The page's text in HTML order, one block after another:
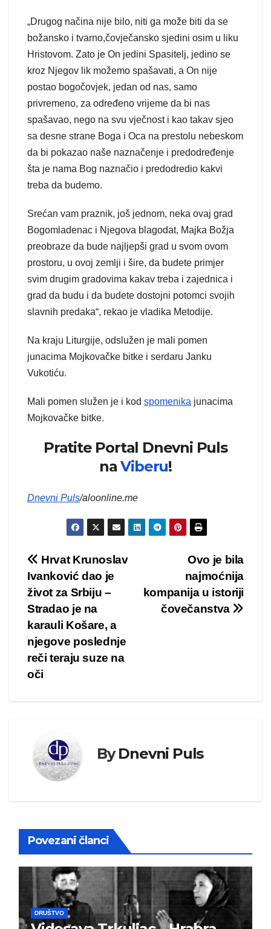
„Drugog načina nije bilo, niti ga može biti da se
božansko i tvarno,čovječansko sjedini osim u liku
Hristovom. Zato je On jedini Spasitelj, jedino se
kroz Njegov lik možemo spašavati, a On nije
postao bogočovjek, jedan od nas, samo
privremeno, za određeno vrijeme da bi nas
spašavao, nego na svu vječnost i kao takav sjeo
sa desne strane Boga i Oca na prestolu nebeskom
da bi pokazao naše naznačenje i predodređenje
šta je nama Bog naznačio i predodredio kakvi
treba da budemo.
Srećan vam praznik, još jednom, neka ovaj grad
Bogomladenac i Njegova blagodat, Majka Božja
preobraze da bude najljepši grad u svom ovom
prostoru, u ovoj zemlji i šire, da budete primjer
svim drugim gradovima kakav treba i zajednica i
grad da budu i da budete dostojni potomci svojih
slavnih predaka“, rekao je vladika Metodije.
Na kraju Liturgije, odslužen je mali pomen
junacima Mojkovačke bitke i serdaru Janku
Vukotiću.
Mali pomen služen je i kod spomenika junacima
Mojkovačke bitke.
Pratite Portal Dnevni Puls
naViberu!
Dnevni Puls/aloonline.me
Kretanje
članka
Ovo je bila
najmoćnija
kompanija u istoriji
čovečanstva
Hrvat Krunoslav
Ivanković dao je
život za Srbiju –
Stradao je na
karauli Košare, a
njegove poslednje
reči teraju suze na
oči
ByDnevni Puls
Povezani članci
DRUŠTVO